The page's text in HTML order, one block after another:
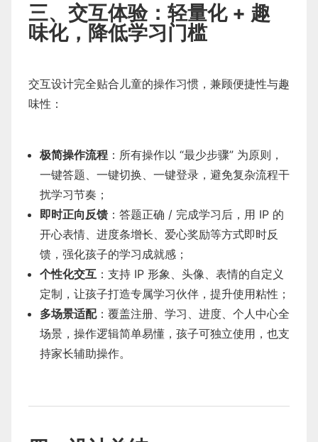
三、交互体验：轻量化 + 趣
味化，降低学习门槛
交互设计完全贴合儿童的操作习惯，兼顾便捷性与趣
味性：
极简操作流程 ：所有操作以 “最少步骤” 为原则，
一键答题、一键切换、一键登录，避免复杂流程干
扰学习节奏；
即时正向反馈 ：答题正确 / 完成学习后，用 IP 的
开心表情、进度条增长、爱心奖励等方式即时反
馈，强化孩子的学习成就感；
个性化交互 ：支持 IP 形象、头像、表情的自定义
定制，让孩子打造专属学习伙伴，提升使用粘性；
多场景适配：覆盖注册、学习、进度、个人中心全
场景，操作逻辑简单易懂，孩子可独立使用，也支
持家长辅助操作。